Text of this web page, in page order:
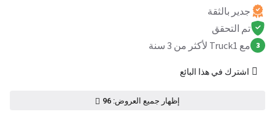
جدير بالثقة
تم التحقق
3 مع Truck1 لأكثر من 3 سنة
اشترك في هذا البائع
إظهار جميع العروض: 96